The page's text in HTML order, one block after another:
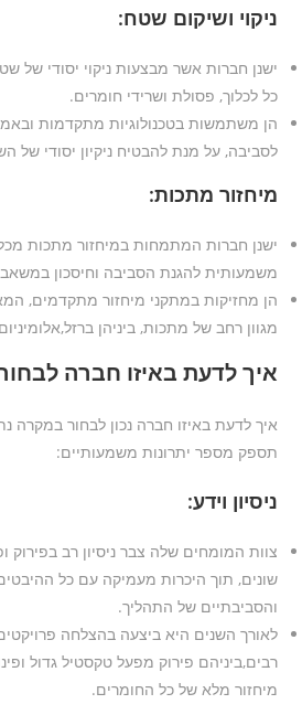
ניקוי ושיקום שטח:
ישנן חברות אשר מבצעות ניקוי יסודי
כל לכלוך, פסולת ושרידי חומרים.
הן משתמשות בטכנולוגיות מתקדמות
לסביבה, על מנת להבטיח ניקיון יסודי של
מיחזור מתכות:
ישנן חברות המתמחות במיחזור מתכות
משמעותית להגנת הסביבה וחיסכון
הן מחזיקות במתקני מיחזור מתקדמים,
מגוון רחב של מתכות, ביניהן
איך לדעת באיזו חברה
איך לדעת באיזו חברה נכון לבחור במקרה
תספק מספר יתרונות משמעותיים:
ניסיון וידע:
צוות המומחים שלה צבר ניסיון רב בפירוק
שונים, תוך היכרות מעמיקה עם כל
והסביבתיים של התהליך.
לאורך השנים היא ביצעה בהצלחה
רבים,ביניהם פירוק מפעל טקסטיל גדול
מיחזור מלא של כל החומרים.